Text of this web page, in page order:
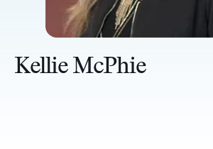
Kellie McPhie